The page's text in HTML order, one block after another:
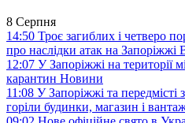
8 Серпня
14:50 Троє загиблих і четверо
про наслідки атак на Запоріжжі
12:07 У Запоріжжі на території
карантин Новини
11:08 У Запоріжжі та передмісті
горіли будинки, магазин і